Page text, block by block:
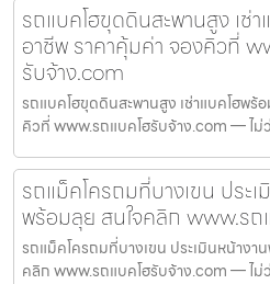
รถแบคโฮขุดดินสะพานสูง เช่
อาชีพ ราคาคุ้มค่า จองคิวที่
รับจ้าง.com
รถแบคโฮขุดดินสะพานสูง เช่าแบคโฮพ
คิวที่ www.รถแบคโฮรับจ้าง.com — ไม่
รถแม็คโครถมที่บางเขน ประ
พร้อมลุย สนใจคลิก www.รถ
รถแม็คโครถมที่บางเขน ประเมินหน้างา
คลิก www.รถแบคโฮรับจ้าง.com — ไม่